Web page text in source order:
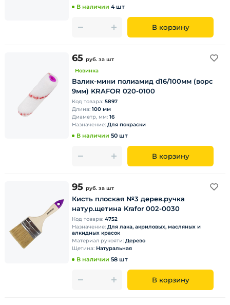
В наличии 4 шт
В корзину
65 руб. за шт
Новинка
Валик-мини полиамид d16/100мм (ворс
9мм) KRAFOR 020-0100
Код товара: 5897
Длина: 100 мм
Диаметр, мм: 16
Назначение: Для покраски
В наличии 50 шт
В корзину
95 руб. за шт
Кисть плоская №3 дерев.ручка
натур.щетина Krafor 002-0030
Код товара: 4752
Назначение: Для лака, акриловых, масляных и
алкидных красок
Материал рукояти: Дерево
Щетина: Натуральная
В наличии 58 шт
В корзину